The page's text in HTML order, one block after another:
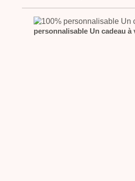
personnalisable Un cadeau à